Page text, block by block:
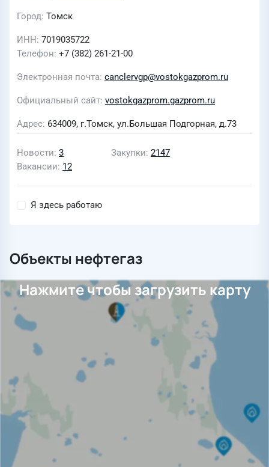
Город Томск
ИНН 7019035722
Телефон +7 (382) 261-21-00
Электронная почта canclervgp@vostokgazprom.ru
Официальный сайт vostokgazprom.gazprom.ru
Адрес 634009, г.Томск, ул.Большая Подгорная, д.73
Новости 3 Закупки 2147
Вакансии 12
Я здесь работаю
Объекты нефтегаз
Нажмите чтобы загрузить карту